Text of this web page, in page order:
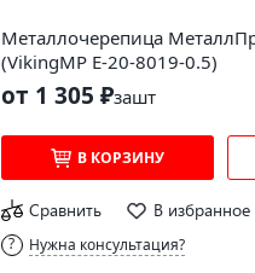
Металлочерепица
(VikingMP E-20-8019-0.5)
от 1 305 ₽зашт
В КОРЗИНУ
Сравнить В избранное
Нужна консультация?